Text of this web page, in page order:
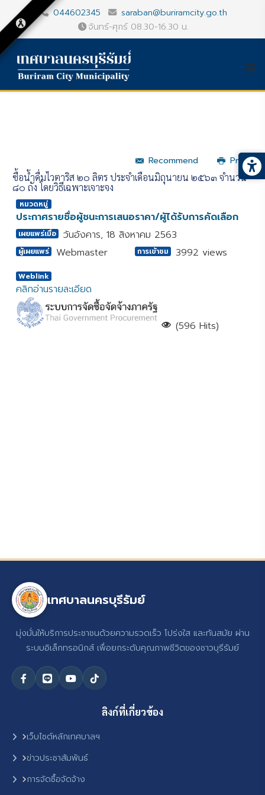
044602345
saraban@buriramcity.go.th
จันทร์-ศุกร์ 08.30-16.30 น.
Recommend
Print
ซื้อน้ำดื่มไวตาริส ๒๐ ลิตร ประจำเดือนมิถุนายน ๒๕๖๓ จำนวน
๘๐ ถัง โดยวิธีเฉพาะเจาะจง
หมวดหมู่
ประกาศรายชื่อผู้ชนะการเสนอราคา/ผู้ได้รับการคัดเลือก
เผยแพร่เมื่อ วันอังคาร, 18 สิงหาคม 2563
ผู้เผยแพร่ Webmaster การเข้าชม 3992 views
Weblink
คลิกอ่านรายละเอียด
(596 Hits)
เทศบาลนครบุรีรัมย์
มุ่งมั่นให้บริการประชาชนด้วยความรวดเร็ว โปร่งใส และทันสมัย ผ่าน
ระบบอิเล็กทรอนิกส์ เพื่อยกระดับคุณภาพชีวิตของชาวบุรีรัมย์
ลิงก์ที่เกี่ยวข้อง
เว็บไซต์หลักเทศบาลฯ
ข่าวประชาสัมพันธ์
การจัดซื้อจัดจ้าง